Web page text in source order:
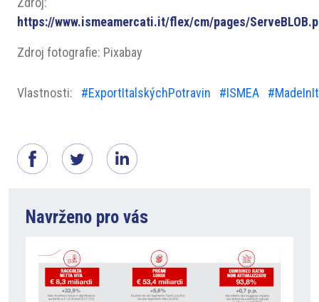
https://www.ismeamercati.it/flex/cm/pages/
Zdroj fotografie: Pixabay
Vlastnosti: #ExportItalskýchPotravin #ISMEA
Navrženo pro vás